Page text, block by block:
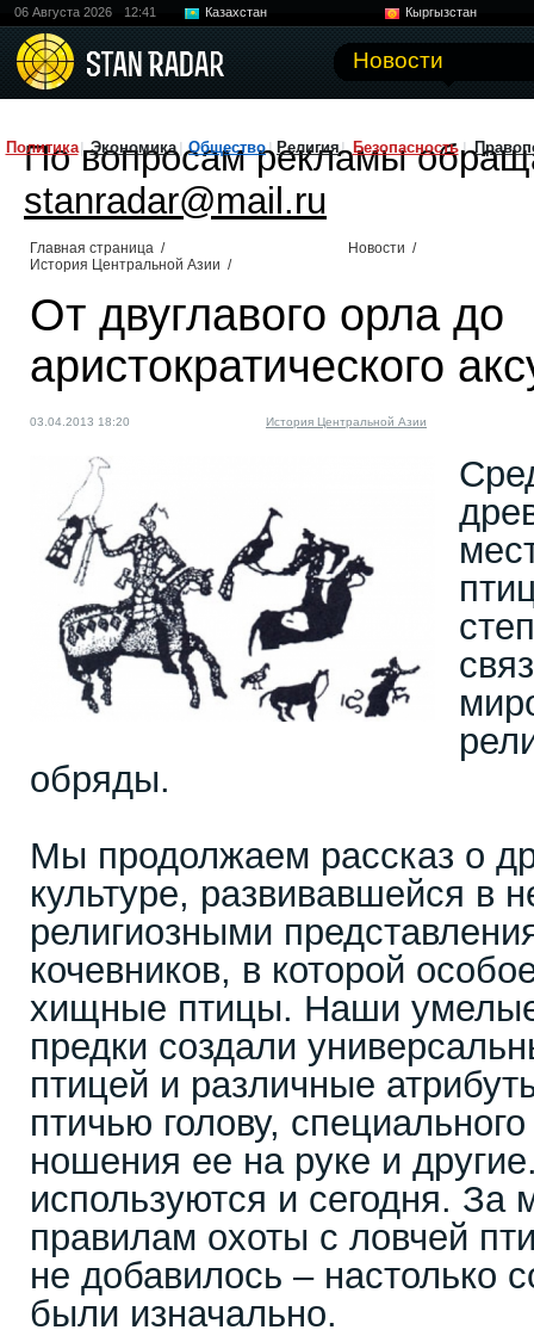
06 Августа 2026 12:41 Казахстан
Кыргызстан
Новости
Политика Экономика Общество Религия Безопасность
По вопросам рекламы
stanradar@mail.ru
Главная страница / Новости /
История Центральной Азии /
От двуглавого орла до
аристократического
03.04.2013 18:20 История Центральной Азии
обряды.
Мы продолжаем рассказ о
культуре, развивавшейся в
религиозными
кочевников, в которой
хищные птицы. Наши
предки создали
птицей и различные
птичью голову,
ношения ее на руке и
используются и сегодня. За
правилам охоты с ловчей
не добавилось – настолько
были изначально.